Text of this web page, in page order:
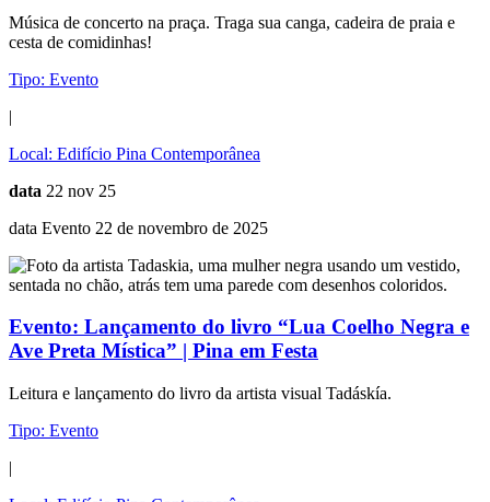
Música de concerto na praça. Traga sua canga, cadeira de praia e
cesta de comidinhas!
Tipo: Evento
|
Local: Edifício Pina Contemporânea
data 22 nov 25
data Evento 22 de novembro de 2025
Evento: Lançamento do livro “Lua Coelho Negra e
Ave Preta Mística” | Pina em Festa
Leitura e lançamento do livro da artista visual Tadáskía.
Tipo: Evento
|